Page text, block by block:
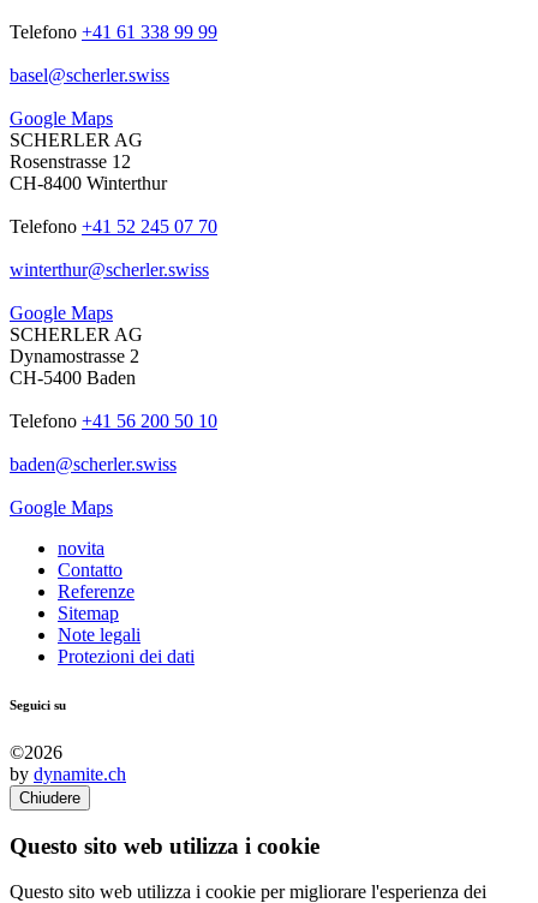
Telefono +41 61 338 99 99
basel@scherler.swiss
Google Maps
SCHERLER AG
Rosenstrasse 12
CH-8400 Winterthur
Telefono +41 52 245 07 70
winterthur@scherler.swiss
Google Maps
SCHERLER AG
Dynamostrasse 2
CH-5400 Baden
Telefono +41 56 200 50 10
baden@scherler.swiss
Google Maps
novita
Contatto
Referenze
Sitemap
Note legali
Protezioni dei dati
Seguici su
©2026
by dynamite.ch
Chiudere
Questo sito web utilizza i cookie
Questo sito web utilizza i cookie per migliorare l'esperienza dei